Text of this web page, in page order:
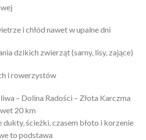
i chłód nawet w upalne dni
dzikich zwierząt (sarny, lisy, zające)
i rowerzystów
– Dolina Radości – Złota Karczma
20 km
dukty, ścieżki, czasem błoto i korzenie
to podstawa